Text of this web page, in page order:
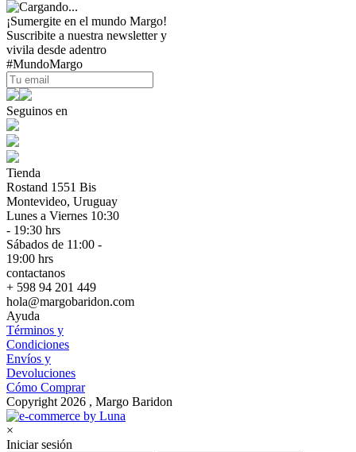
¡Sumergite en el mundo Margo!
Suscribite a nuestra newsletter y
vivila desde adentro
#MundoMargo
Seguinos en
Tienda
Rostand 1551 Bis
Montevideo, Uruguay
Lunes a Viernes 10:30
- 19:30 hrs
Sábados de 11:00 -
19:00 hrs
contactanos
+ 598 94 201 449
hola@margobaridon.com
Ayuda
Términos y
Condiciones
Envíos y
Devoluciones
Cómo Comprar
Copyright 2026 , Margo Baridon
×
Iniciar sesión